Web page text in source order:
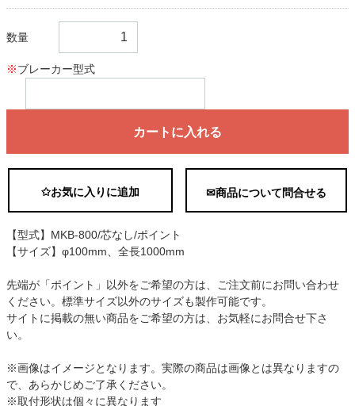
数量
※ブレーカー型式
カートに入れる
✩お気に入りに追加 ✉商品について問合せる
【型式】MKB-800/芯なし/ポイント
【サイズ】φ100mm、全長1000mm
先端が「ポイント」以外をご希望の方は、ご注文前にお問い合わせ
ください。標準サイズ以外のサイズも製作可能です。
サイトに掲載の無い商品をご希望の方は、お気軽にお問合せ下さ
い。
※画像はイメージとなります。実際の商品は画像とは異なりますの
で、あらかじめご了承ください。
※取付形状は個々に異なります